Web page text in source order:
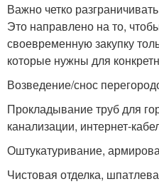
Важно четко
Это направлено на то,
своевременную закупку
которые нужны для
Возведение/снос
Прокладывание труб для
канализации, интернет-
Оштукатуривание,
Чистовая отделка,